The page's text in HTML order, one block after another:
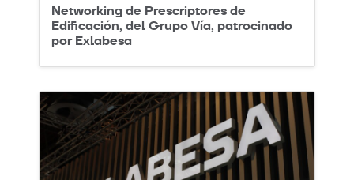
Networking de Prescriptores de
Edificación, del Grupo Vía, patrocinado
por Exlabesa